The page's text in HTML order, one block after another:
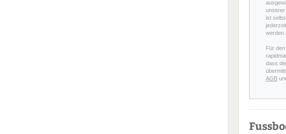
unserer
ist
werden.
Für
dass
AGB